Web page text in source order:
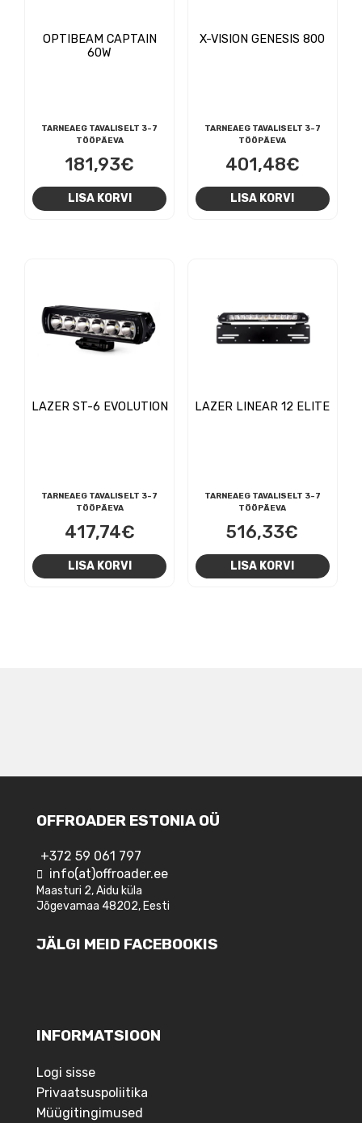
OPTIBEAM CAPTAIN
60W
TARNEAEG TAVALISELT 3-7
TÖÖPÄEVA
181,93€
LISA KORVI
X-VISION GENESIS 800
TARNEAEG TAVALISELT 3-7
TÖÖPÄEVA
401,48€
LISA KORVI
LAZER ST-6 EVOLUTION
TARNEAEG TAVALISELT 3-7
TÖÖPÄEVA
417,74€
LISA KORVI
LAZER LINEAR 12 ELITE
TARNEAEG TAVALISELT 3-7
TÖÖPÄEVA
516,33€
LISA KORVI
OFFROADER ESTONIA OÜ
+372 59 061 797
info(at)offroader.ee
Maasturi 2, Aidu küla
Jõgevamaa 48202, Eesti
JÄLGI MEID FACEBOOKIS
INFORMATSIOON
Logi sisse
Privaatsuspoliitika
Müügitingimused